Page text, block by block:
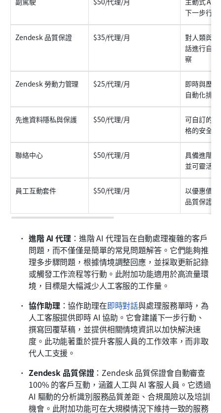
下一步行
Zendesk 品質保證 $35/代理/月
對人類與
話進行自
察
Zendesk 勞動力管理 $25/代理/月
即時與歷
自動化排程
先進資料隱私與保護 $50/代理/月
可自訂的
格的安全
聯絡中心 $50/代理/月
具備進階
並可靈活
員工互動套件 $50/代理/月
以優惠價
品質保證存
進階 AI 代理：進階 AI 代理旨在自動處理複雜的客戶
問題，而不僅僅是簡單的常見問題解答。它們能夠推
理多步驟問題，根據情境調整回應，並採取更新記錄
或觸發工作流程等行動。此附加功能適用於高流量環
境，目標是大幅減少人工客服的工作量。
協作助理：協作助理在即時對話與處理服務單時，為
人工客服提供即時 AI 協助。它會建議下一步行動、
撰寫回覆草稿，並提供相關情境資訊以加快解決速
度。此功能著重於提升客服人員的工作效率，而非取
代人工支援。
Zendesk 品質保證：Zendesk 品質保證會自動審查
100% 的客戶互動，涵蓋人工與 AI 客服人員。它透過
AI 驅動的分析識別服務品質差距、合規風險以及培訓
機會。此附加功能可在大規模情況下維持一致的服務